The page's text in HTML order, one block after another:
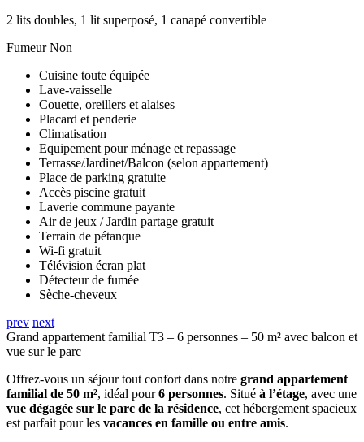
2 lits doubles, 1 lit superposé, 1 canapé convertible
Fumeur Non
Cuisine toute équipée
Lave-vaisselle
Couette, oreillers et alaises
Placard et penderie
Climatisation
Equipement pour ménage et repassage
Terrasse/Jardinet/Balcon (selon appartement)
Place de parking gratuite
Accès piscine gratuit
Laverie commune payante
Air de jeux / Jardin partage gratuit
Terrain de pétanque
Wi-fi gratuit
Télévision écran plat
Détecteur de fumée
Sèche-cheveux
prev next
Grand appartement familial T3 – 6 personnes – 50 m² avec balcon et
vue sur le parc
Offrez-vous un séjour tout confort dans notre grand appartement
familial de 50 m², idéal pour6 personnes. Situé à l’étage, avec une
vue dégagée sur le parc de la résidence, cet hébergement spacieux
est parfait pour les vacances en famille ou entre amis.